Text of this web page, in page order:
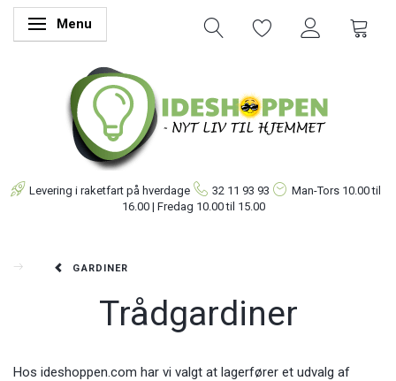
Skifte navigation
Menu
Levering i raketfart på hverdage 32 11 93 93 Man-Tors 10.00 til
16.00 | Fredag 10.00 til 15.00
GARDINER
Trådgardiner
Hos ideshoppen.com har vi valgt at lagerfører et udvalg af